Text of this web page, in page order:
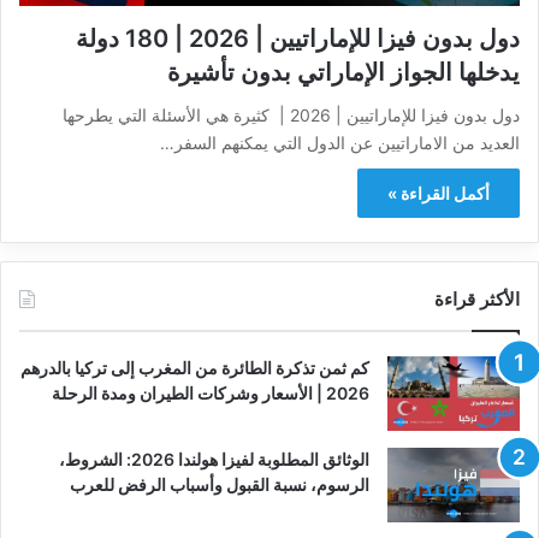
دول بدون فيزا للإماراتيين | 2026 | 180 دولة
يدخلها الجواز الإماراتي بدون تأشيرة
دول بدون فيزا للإماراتيين | 2026 | كثيرة هي الأسئلة التي يطرحها
العديد من الاماراتيين عن الدول التي يمكنهم السفر…
أكمل القراءة »
الأكثر قراءة
كم ثمن تذكرة الطائرة من المغرب إلى تركيا بالدرهم
2026 | الأسعار وشركات الطيران ومدة الرحلة
الوثائق المطلوبة لفيزا هولندا 2026: الشروط،
الرسوم، نسبة القبول وأسباب الرفض للعرب